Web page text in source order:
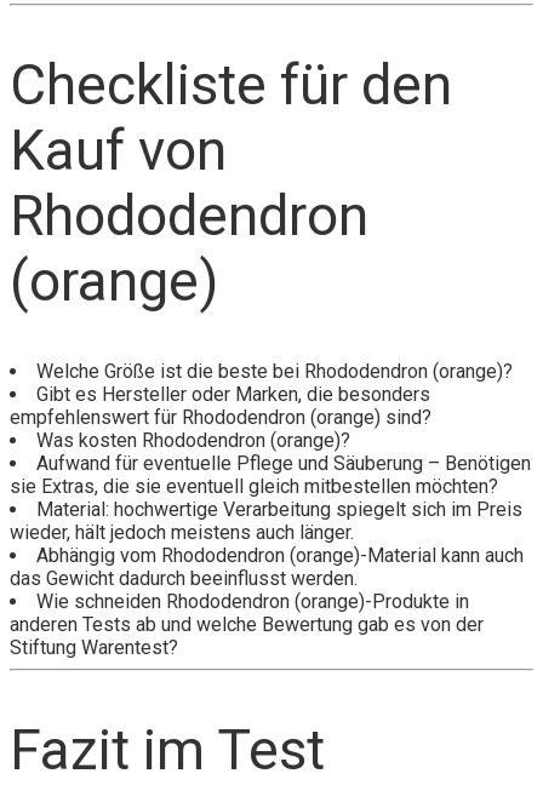
Checkliste für den
Kauf von
Rhododendron
(orange)
Welche Größe ist die beste bei Rhododendron (orange)?
Gibt es Hersteller oder Marken, die besonders
empfehlenswert für Rhododendron (orange) sind?
Was kosten Rhododendron (orange)?
Aufwand für eventuelle Pflege und Säuberung – Benötigen
sie Extras, die sie eventuell gleich mitbestellen möchten?
Material: hochwertige Verarbeitung spiegelt sich im Preis
wieder, hält jedoch meistens auch länger.
Abhängig vom Rhododendron (orange)-Material kann auch
das Gewicht dadurch beeinflusst werden.
Wie schneiden Rhododendron (orange)-Produkte in
anderen Tests ab und welche Bewertung gab es von der
Stiftung Warentest?
Fazit im Test